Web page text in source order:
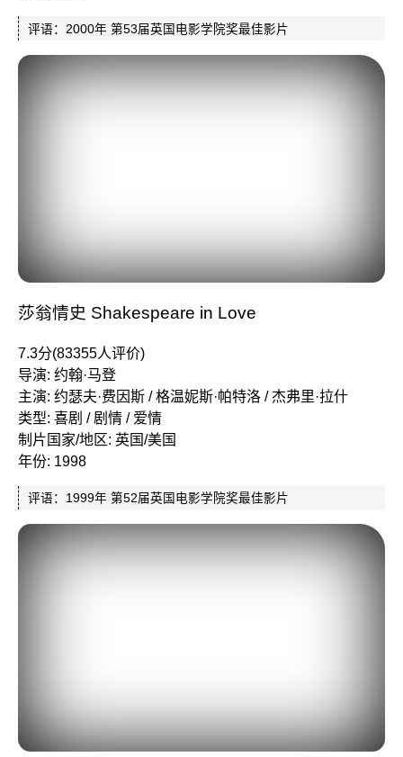
评语：2000年 第53届英国电影学院奖最佳影片
莎翁情史 Shakespeare in Love
7.3分(83355人评价)
导演: 约翰·马登
主演: 约瑟夫·费因斯 / 格温妮斯·帕特洛 / 杰弗里·拉什
类型: 喜剧 / 剧情 / 爱情
制片国家/地区: 英国/美国
年份: 1998
评语：1999年 第52届英国电影学院奖最佳影片